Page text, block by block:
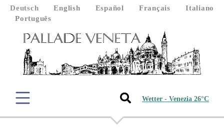
Deutsch English Español Français
Italiano
Português
Wetter - Venezia 26°C